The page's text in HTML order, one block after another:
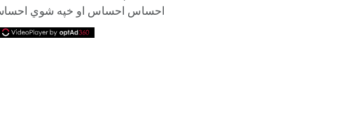
احساس احساس او خپه شوي